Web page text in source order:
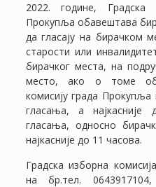
2022. године, Градска
Прокупља обавештава
да гласају на бирачком
старости или
бирачког места, на
место, ако о томе
комисију града Прокупља
гласања, а
гласања, односно
најкасније до 11 часова.
Градска изборна
на бр.тел.